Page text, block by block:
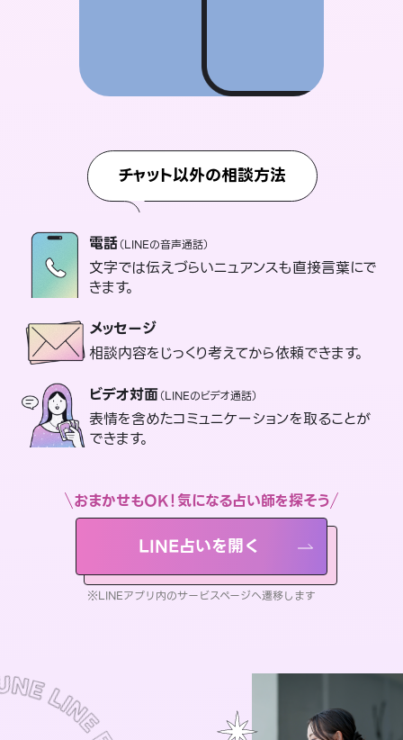
チャット以外の相談方法
電話（LINEの音声通話）
文字では伝えづらいニュアンスも直接言葉にで
きます。
メッセージ
相談内容をじっくり考えてから依頼できます。
ビデオ対面（LINEのビデオ通話）
表情を含めたコミュニケーションを取ることが
できます。
おまかせもOK！気になる占い師を探そう
LINE占いを開く
※LINEアプリ内のサービスページへ遷移します